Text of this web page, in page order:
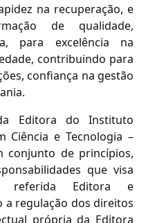
na recuperação, e
de qualidade,
para excelência na
contribuindo para
confiança na gestão
Editora do Instituto
Ciência e Tecnologia –
conjunto de princípios,
que visa
Editora e
a regulação dos direitos
própria da Editora